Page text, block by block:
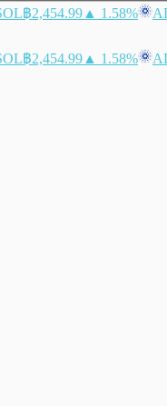
฿2,454.99 ▲ 1.58%
฿2,454.99 ▲ 1.58%